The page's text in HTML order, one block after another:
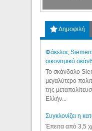
Δημοφιλή
Φάκελος
οικονομικό
Το σκάνδαλο
μεγαλύτερο
της
Ελλήν...
Συγκλονίζει η
Έπειτα από 3,5